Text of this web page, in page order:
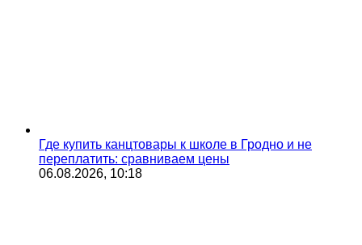
Где купить канцтовары к школе в Гродно и не
переплатить: сравниваем цены
06.08.2026, 10:18